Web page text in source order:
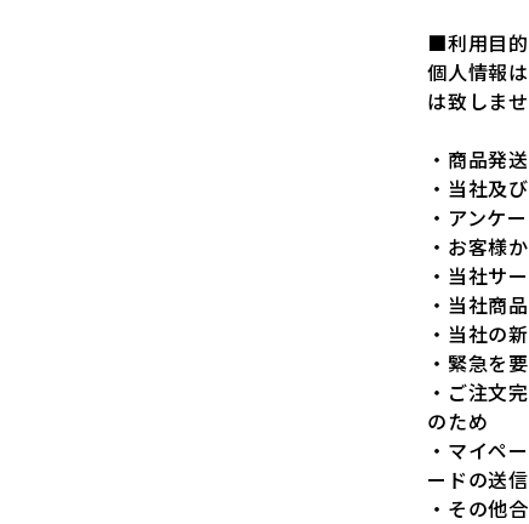
■利用目的
個人情報
は致しませ
・商品発
・当社及
・アンケ
・お客様
・当社サ
・当社商
・当社の
・緊急を
・ご注文
のため
・マイペ
ードの送
・その他